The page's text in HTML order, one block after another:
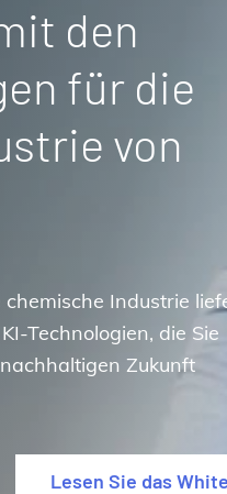
den
für die
von
Industrie
Technologien, die Sie
Zukunft
Lesen Sie das